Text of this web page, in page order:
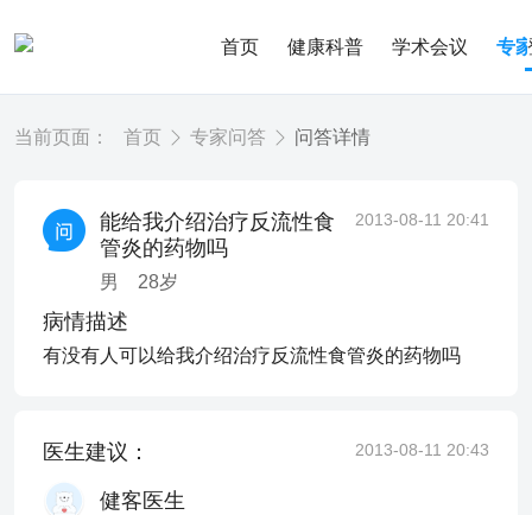
首页 健康科普 学术会议 专
当前页面： 首页 专家问答 问答详情
能给我介绍治疗反流性食
管炎的药物吗
男 28岁
2013-08-11 20:41
病情描述
有没有人可以给我介绍治疗反流性食管炎的药物吗
医生建议： 2013-08-11 20:43
健客医生